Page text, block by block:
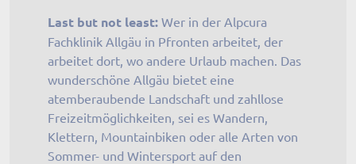
Last but not least: Wer in der Alpcura
Fachklinik Allgäu in Pfronten arbeitet, der
arbeitet dort, wo andere Urlaub machen. Das
wunderschöne Allgäu bietet eine
atemberaubende Landschaft und zahllose
Freizeitmöglichkeiten, sei es Wandern,
Klettern, Mountainbiken oder alle Arten von
Sommer- und Wintersport auf den